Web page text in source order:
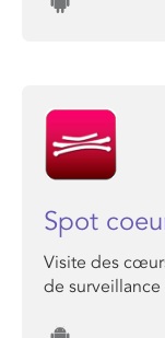
Spot
Visite des
de surveillance